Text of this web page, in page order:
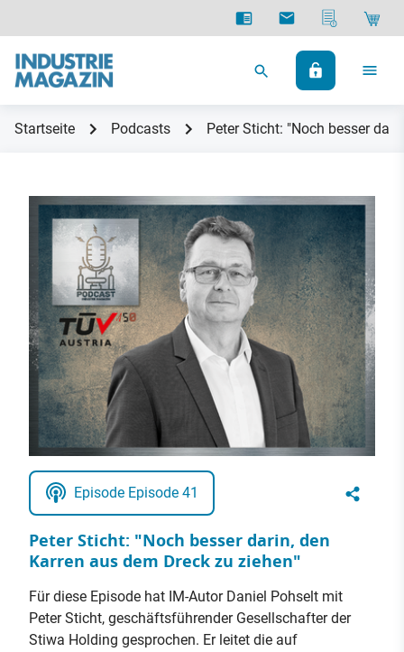
Startseite Podcasts Peter Sticht: "Noch besser
Episode Episode 41
Peter Sticht: "Noch besser darin, den
Karren aus dem Dreck zu ziehen"
Für diese Episode hat IM-Autor Daniel Pohselt mit
Peter Sticht, geschäftsführender Gesellschafter der
Stiwa Holding gesprochen. Er leitet die auf